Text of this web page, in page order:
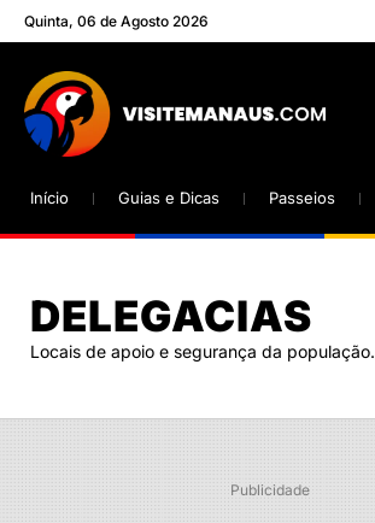
Quinta, 06 de Agosto 2026
Início Guias e Dicas Passeios
DELEGACIAS
Locais de apoio e segurança da população.
Publicidade